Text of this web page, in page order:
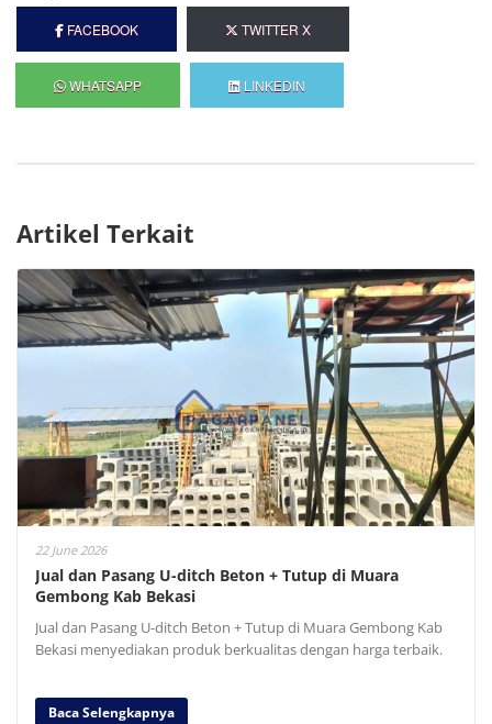
FACEBOOK TWITTER X
WHATSAPP LINKEDIN
Artikel Terkait
22 June 2026
Jual dan Pasang U-ditch Beton + Tutup di Muara
Gembong Kab Bekasi
Jual dan Pasang U-ditch Beton + Tutup di Muara Gembong Kab
Bekasi menyediakan produk berkualitas dengan harga terbaik.
Baca Selengkapnya